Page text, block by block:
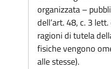
organizzata –
dell’art. 48, c. 3
ragioni di tutela
fisiche vengono
alle stesse).